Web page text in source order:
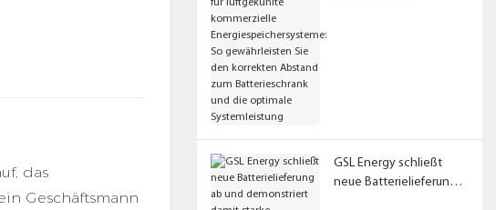
das
Geschäftsmann
GSL Energy schließt
neue Batterielieferung